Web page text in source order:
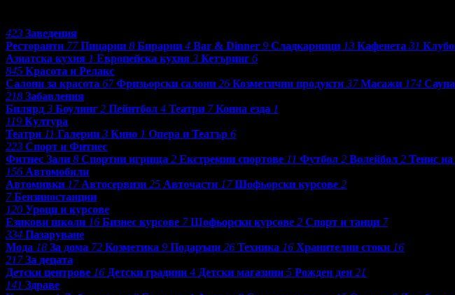
423 Заведения
Ресторанти 77 Пицарии 8 Бирарии 4 Bar & Dinner 9 Сладкарници 13 Кафенета 31
Азиатска кухня 1 Европейска кухня 3 Кетъринг 6
845 Красота и Релакс
Салони за красота 67 Фризьорски салони 26 Козметични продукти 37 Масажи 174 Сауна
218 Забавления
Билярд 3 Боулинг 2 Пейнтбол 4 Театри 7 Конна езда 1
119 Култура
Театри 11 Галерии 3 Кино 1 Опера и Театър 6
223 Спорт и Фитнес
Фитнес Зали 8 Спортни игрища 2 Екстремни спортове 11 Футбол 2 Волейбол 2 Тенис на
156 Автомобили
Автомивки 17 Автосервизи 25 Авточасти 17 Шофьорски курсове 2
7 Бензиностанции
120 Уроци и курсове
Езикови школи 16 Бизнес курсове 7 Шофьорски курсове 2 Спорт и танци 7
334 Пазаруване
Мода 18 За дома 72 Козметика 9 Подаръци 26 Техника 16 Хранителни стоки 16
217 За децата
Детски центрове 16 Детски градини 4 Детски магазини 5 Рожден ден 21
141 Здраве